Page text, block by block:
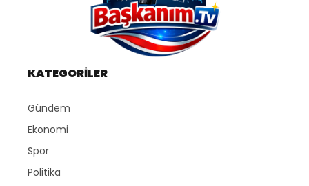
KATEGORİLER
Gündem
Ekonomi
Spor
Politika